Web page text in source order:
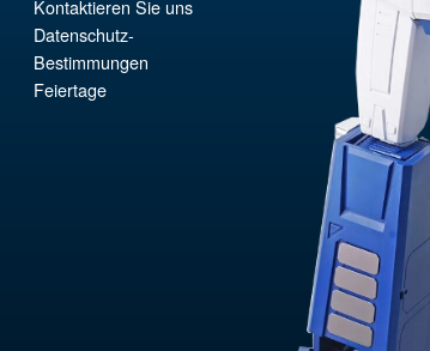
Kontaktieren Sie uns
Datenschutz-
Bestimmungen
Feiertage